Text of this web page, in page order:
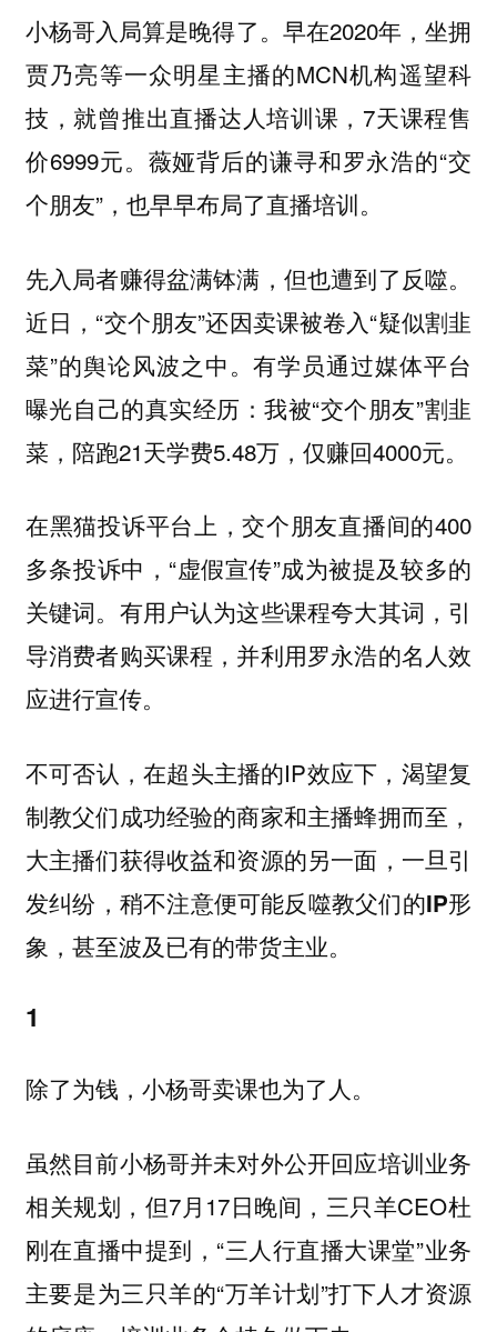
小杨哥入局算是晚得了。早在2020年，坐拥
贾乃亮等一众明星主播的MCN机构遥望科
技，就曾推出直播达人培训课，7天课程售
价6999元。薇娅背后的谦寻和罗永浩的“交
个朋友”，也早早布局了直播培训。
先入局者赚得盆满钵满，但也遭到了反噬。
近日，“交个朋友”还因卖课被卷入“疑似割韭
菜”的舆论风波之中。有学员通过媒体平台
曝光自己的真实经历：我被“交个朋友”割韭
菜，陪跑21天学费5.48万，仅赚回4000元。
在黑猫投诉平台上，交个朋友直播间的400
多条投诉中，“虚假宣传”成为被提及较多的
关键词。有用户认为这些课程夸大其词，引
导消费者购买课程，并利用罗永浩的名人效
应进行宣传。
不可否认，在超头主播的IP效应下，渴望复
制教父们成功经验的商家和主播蜂拥而至，
大主播们获得收益和资源的另一面， 一旦引
发纠纷，稍不注意便可能反噬教父们的IP形
象，甚至波及已有的带货主业。
1
除了为钱，小杨哥卖课也为了人。
虽然目前小杨哥并未对外公开回应培训业务
相关规划，但7月17日晚间，三只羊CEO杜
刚在直播中提到，“三人行直播大课堂”业务
主要是为三只羊的“万羊计划”打下人才资源